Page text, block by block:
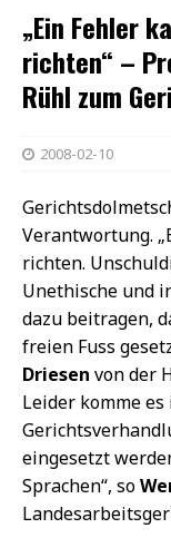
„Ein Fehler
richten“ –
Rühl zum
2008-02-10
Verantwortung.
richten.
Unethische und
dazu beitragen,
freien Fuss
Driesen von der
Leider komme
eingesetzt
Sprachen“, so